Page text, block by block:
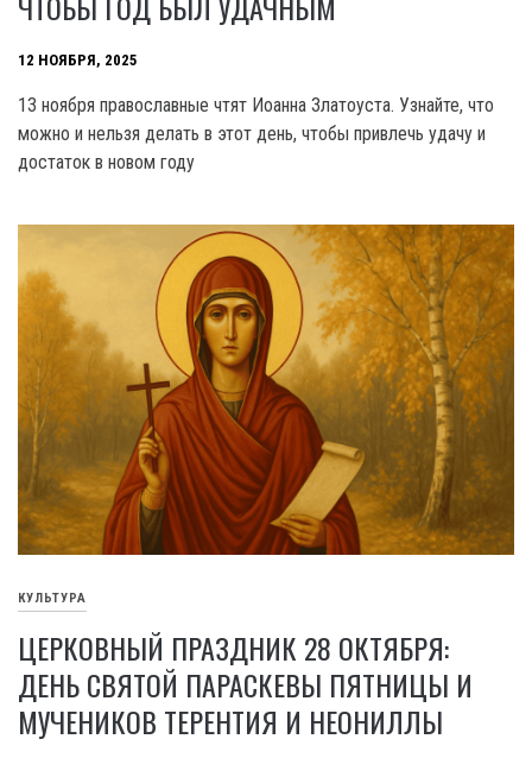
12 НОЯБРЯ, 2025
13 ноября православные чтят Иоанна Златоуста. Узнайте, что
можно и нельзя делать в этот день, чтобы привлечь удачу и
достаток в новом году
КУЛЬТУРА
ЦЕРКОВНЫЙ ПРАЗДНИК 28 ОКТЯБРЯ:
ДЕНЬ СВЯТОЙ ПАРАСКЕВЫ ПЯТНИЦЫ И
МУЧЕНИКОВ ТЕРЕНТИЯ И НЕОНИЛЛЫ